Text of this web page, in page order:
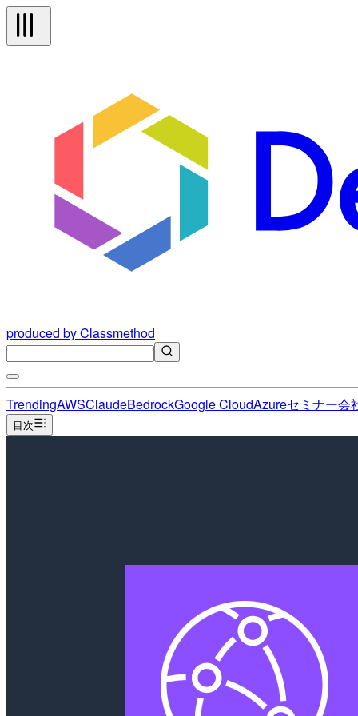
produced by Classmethod
TrendingAWSClaudeBedrockGoogle CloudAzureセミナー会
目次